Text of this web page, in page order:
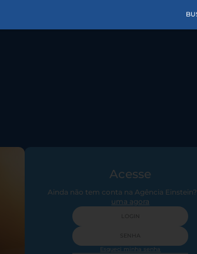
Acesse
Ainda não tem conta na Agência Einstein?
uma agora
Esqueci minha senha